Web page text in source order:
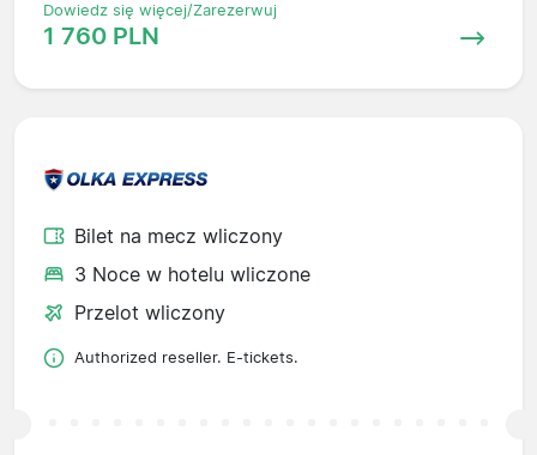
Dowiedz się więcej/Zarezerwuj
1 760 PLN
Bilet na mecz wliczony
3 Noce w hotelu wliczone
Przelot wliczony
Authorized reseller. E-tickets.